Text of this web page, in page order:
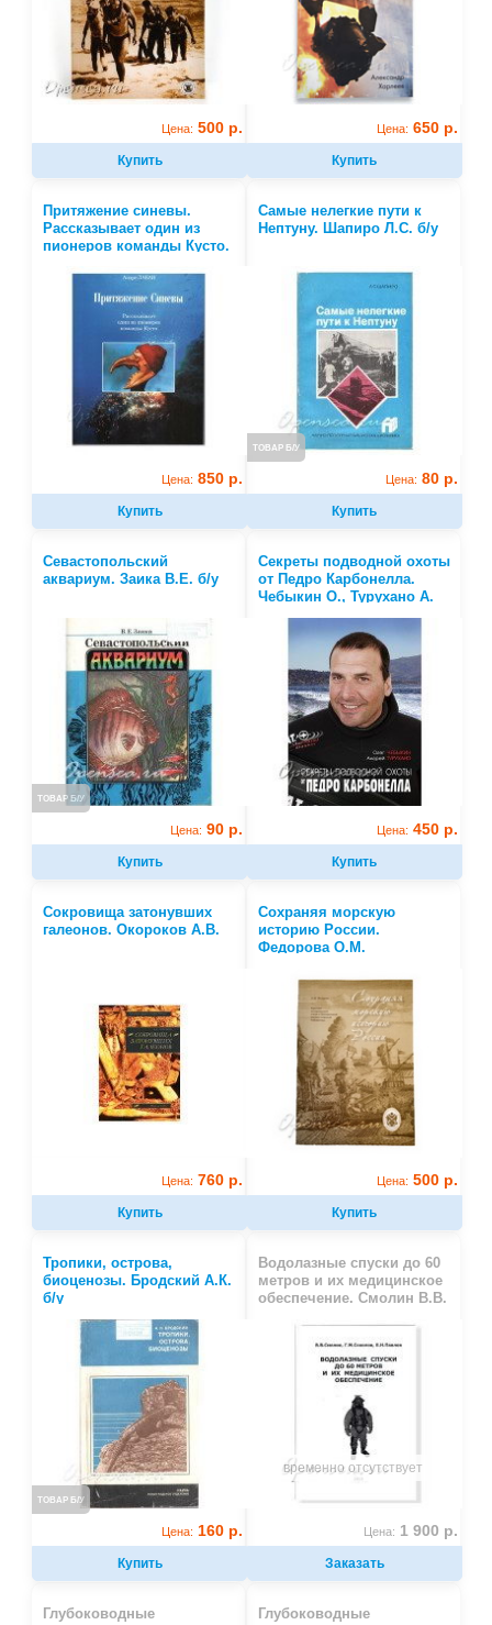
Цена: 500 р.
Купить
Цена: 650 р.
Купить
Притяжение синевы.
Рассказывает один из
пионеров команды Кусто.
Цена: 850 р.
Купить
Самые нелегкие пути к
Нептуну. Шапиро Л.С. б/у
ТОВАР Б/У
Цена: 80 р.
Купить
Севастопольский
аквариум. Заика В.Е. б/у
ТОВАР Б/У
Цена: 90 р.
Купить
Секреты подводной охоты
от Педро Карбонелла.
Чебыкин О., Турухано А.
Цена: 450 р.
Купить
Сокровища затонувших
галеонов. Окороков А.В.
Цена: 760 р.
Купить
Сохраняя морскую
историю России.
Федорова О.М.
Цена: 500 р.
Купить
Тропики, острова,
биоценозы. Бродский А.К.
б/у
ТОВАР Б/У
Цена: 160 р.
Купить
Водолазные спуски до 60
метров и их медицинское
обеспечение. Смолин В.В.
временно отсутствует
Цена: 1 900 р.
Заказать
Глубоководные
Глубоководные